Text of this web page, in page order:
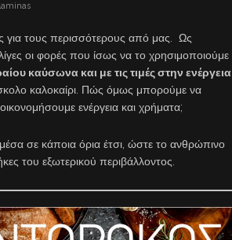
για τους περισσότερους από μας. Ως
οι φορές που ίσως να το χρησιμοποιούμε
καύσωνα και με τις τιμές στην ενέργεια
καλοκαίρι. Πώς όμως μπορούμε να
ενέργεια και χρήματα;
σε κάποια όρια έτσι, ώστε το ανθρώπινο
του εξωτερικού περιβάλλοντος.